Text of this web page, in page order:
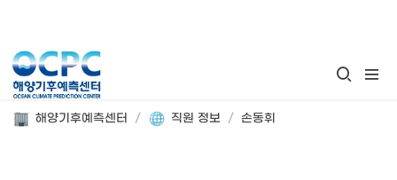
해양기후예측센터 / 직원 정보 / 손동휘